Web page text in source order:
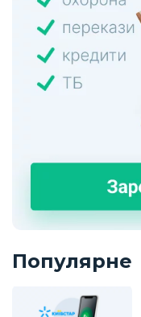
Популярне